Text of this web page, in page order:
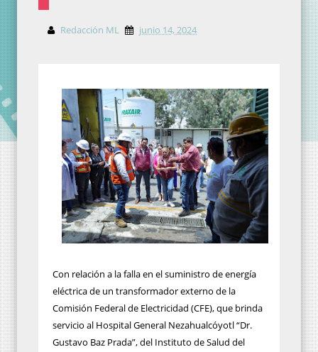
Redacción ML junio 14, 2024
Con relación a la falla en el suministro de energía
eléctrica de un transformador externo de la
Comisión Federal de Electricidad (CFE), que brinda
servicio al Hospital General Nezahualcóyotl “Dr.
Gustavo Baz Prada”, del Instituto de Salud del